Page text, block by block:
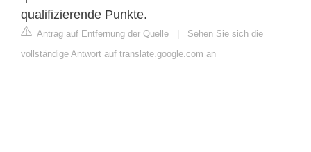
qualifizierende Punkte.
Antrag auf Entfernung der Quelle | Sehen Sie sich die
vollständige Antwort auf translate.google.com an